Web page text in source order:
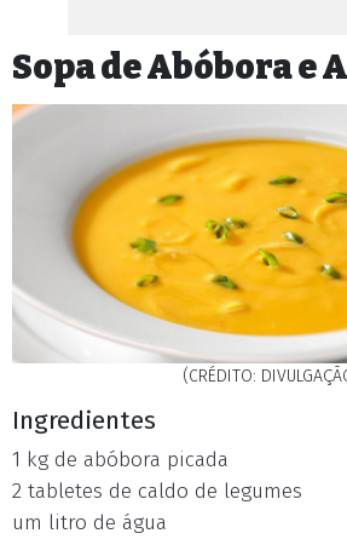
Sopa de Abóbora e
(CRÉDITO:
Ingredientes
1 kg de abóbora picada
2 tabletes de caldo de legumes
um litro de água